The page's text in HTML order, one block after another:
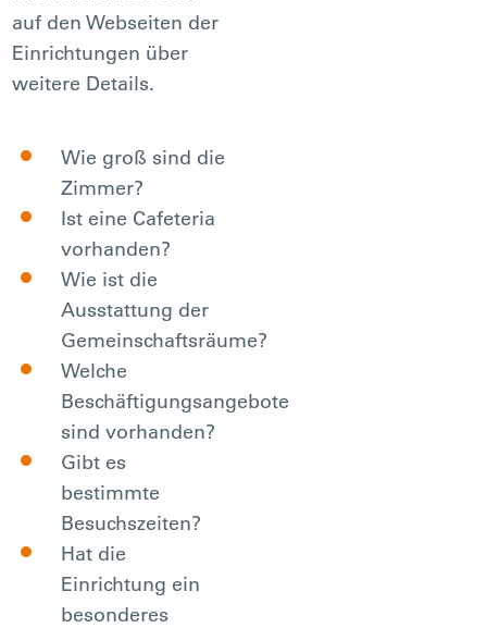
auf den Webseiten der
Einrichtungen über
weitere Details.
Wie groß sind die
Zimmer?
Ist eine Cafeteria
vorhanden?
Wie ist die
Ausstattung der
Gemeinschaftsräume?
Welche
Beschäftigungsangebote
sind vorhanden?
Gibt es
bestimmte
Besuchszeiten?
Hat die
Einrichtung ein
besonderes